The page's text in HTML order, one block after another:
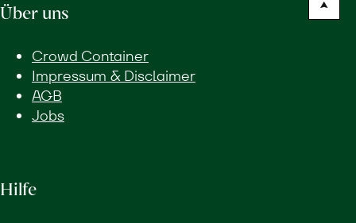
Über uns
Crowd Container
Impressum & Disclaimer
AGB
Jobs
Hilfe